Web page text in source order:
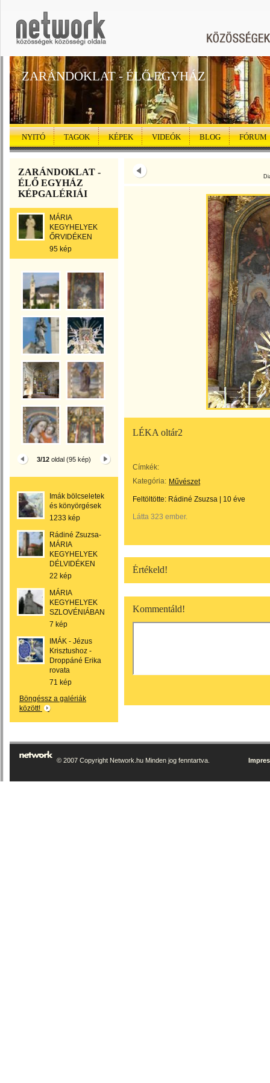
ZARÁNDOKLAT - ÉLŐ EGYHÁZ
NYITÓ TAGOK KÉPEK VIDEÓK BLOG FÓRUM
ZARÁNDOKLAT -
ÉLŐ EGYHÁZ
KÉPGALÉRIÁI
MÁRIA
KEGYHELYEK
ŐRVIDÉKEN
95 kép
3/12 oldal (95 kép)
Imák bölcseletek
és könyörgések
1233 kép
Rádiné Zsuzsa-
MÁRIA
KEGYHELYEK
DÉLVIDÉKEN
22 kép
MÁRIA
KEGYHELYEK
SZLOVÉNIÁBAN
7 kép
IMÁK - Jézus
Krisztushoz -
Droppáné Erika
rovata
71 kép
Böngéssz a galériák
között!
LÉKA oltár2
Címkék:
Kategória: Művészet
Feltöltötte: Rádiné Zsuzsa 10 éve
Látta 323 ember.
Értékeld!
Kommentáld!
© 2007 Copyright Network.hu Minden jog fenntartva.